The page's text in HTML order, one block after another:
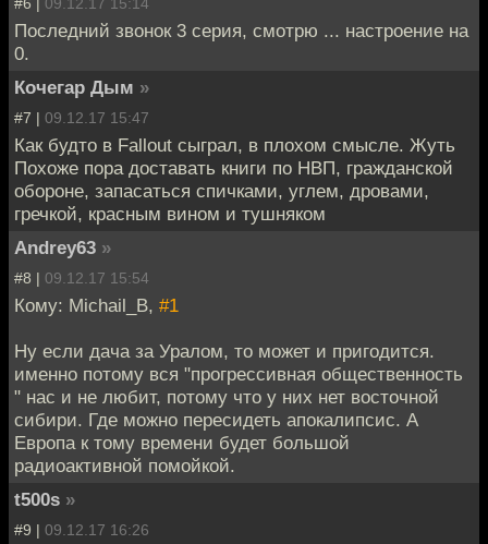
Последний звонок 3 серия, смотрю ... настроение на
0.
Кочегар Дым »
#7 | 09.12.17 15:47
Как будто в Fallout сыграл, в плохом смысле. Жуть
Похоже пора доставать книги по НВП, гражданской
обороне, запасаться спичками, углем, дровами,
гречкой, красным вином и тушняком
Andrey63 »
#8 | 09.12.17 15:54
Кому: Michail_B, #1
Ну если дача за Уралом, то может и пригодится.
именно потому вся "прогрессивная общественность
" нас и не любит, потому что у них нет восточной
сибири. Где можно пересидеть апокалипсис. А
Европа к тому времени будет большой
радиоактивной помойкой.
t500s »
#9 | 09.12.17 16:26